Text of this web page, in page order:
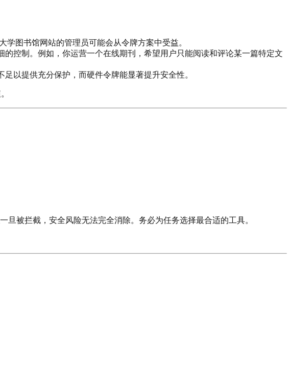
学图书馆网站的管理员可能会从令牌方案中受益。
控制。例如，你运营一个在线期刊，希望用户只能阅读和评论某一篇特定文
以提供充分保护，而硬件令牌能显著提升安全性。
被拦截，安全风险无法完全消除。务必为任务选择最合适的工具。